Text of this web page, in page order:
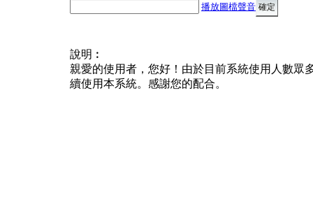
播放圖檔聲音
說明︰
親愛的使用者，您好！由於目前系統使用人數眾
續使用本系統。感謝您的配合。